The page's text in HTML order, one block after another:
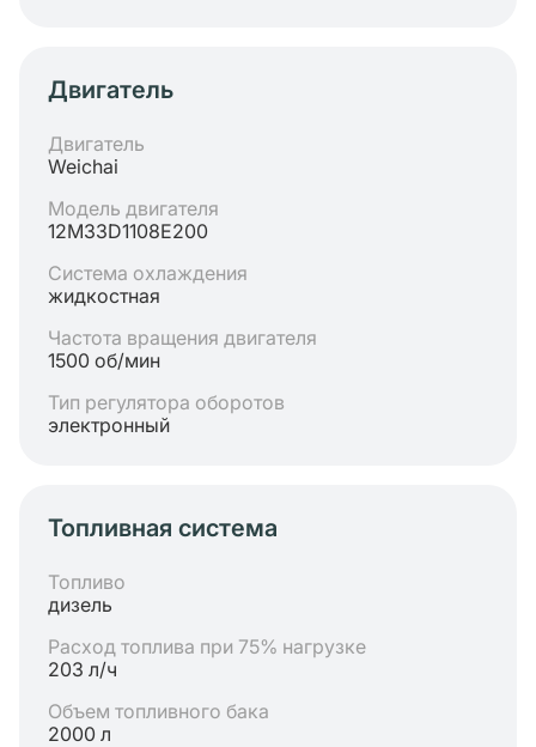
Двигатель
Двигатель
Weichai
Модель двигателя
12M33D1108E200
Система охлаждения
жидкостная
Частота вращения двигателя
1500 об/мин
Тип регулятора оборотов
электронный
Топливная система
Топливо
дизель
Расход топлива при 75% нагрузке
203 л/ч
Объем топливного бака
2000 л